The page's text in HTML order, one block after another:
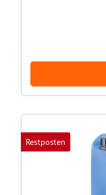
Restposten